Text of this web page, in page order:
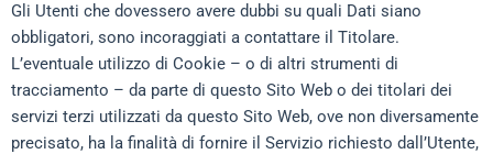
Gli Utenti che dovessero avere dubbi su quali Dati siano
obbligatori, sono incoraggiati a contattare il Titolare.
L’eventuale utilizzo di Cookie – o di altri strumenti di
tracciamento – da parte di questo Sito Web o dei titolari dei
servizi terzi utilizzati da questo Sito Web, ove non diversamente
precisato, ha la finalità di fornire il Servizio richiesto dall’Utente,